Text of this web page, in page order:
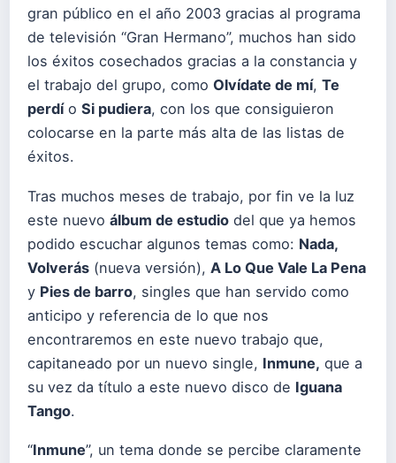
gran público en el año 2003 gracias al programa
de televisión “Gran Hermano”, muchos han sido
los éxitos cosechados gracias a la constancia y
el trabajo del grupo, como Olvídate de mí, Te
perdío Si pudiera, con los que consiguieron
colocarse en la parte más alta de las listas de
éxitos.
Tras muchos meses de trabajo, por fin ve la luz
este nuevo álbum de estudio del que ya hemos
podido escuchar algunos temas como: Nada,
Volverás (nueva versión), A Lo Que Vale La Pena
y Pies de barro, singles que han servido como
anticipo y referencia de lo que nos
encontraremos en este nuevo trabajo que,
capitaneado por un nuevo single, Inmune, que a
su vez da título a este nuevo disco de Iguana
Tango.
“Inmune”, un tema donde se percibe claramente